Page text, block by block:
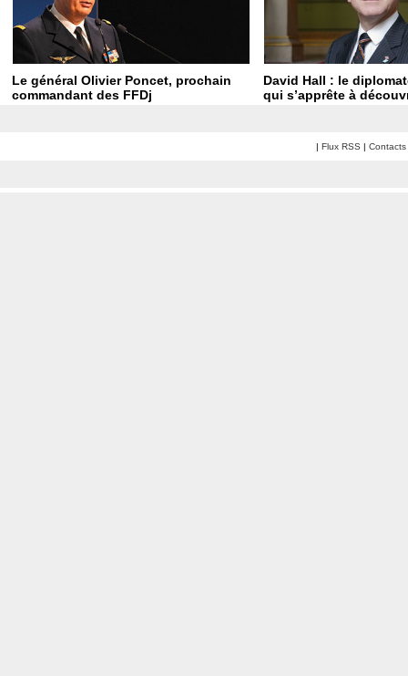
Le général Olivier Poncet, prochain
commandant des FFDj
David Hall : le
qui s’apprête à
| Flux RSS | Contacts